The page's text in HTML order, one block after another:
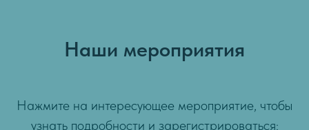
Наши мероприятия
Нажмите на интересующее мероприятие, чтобы
узнать подробности и зарегистрироваться: